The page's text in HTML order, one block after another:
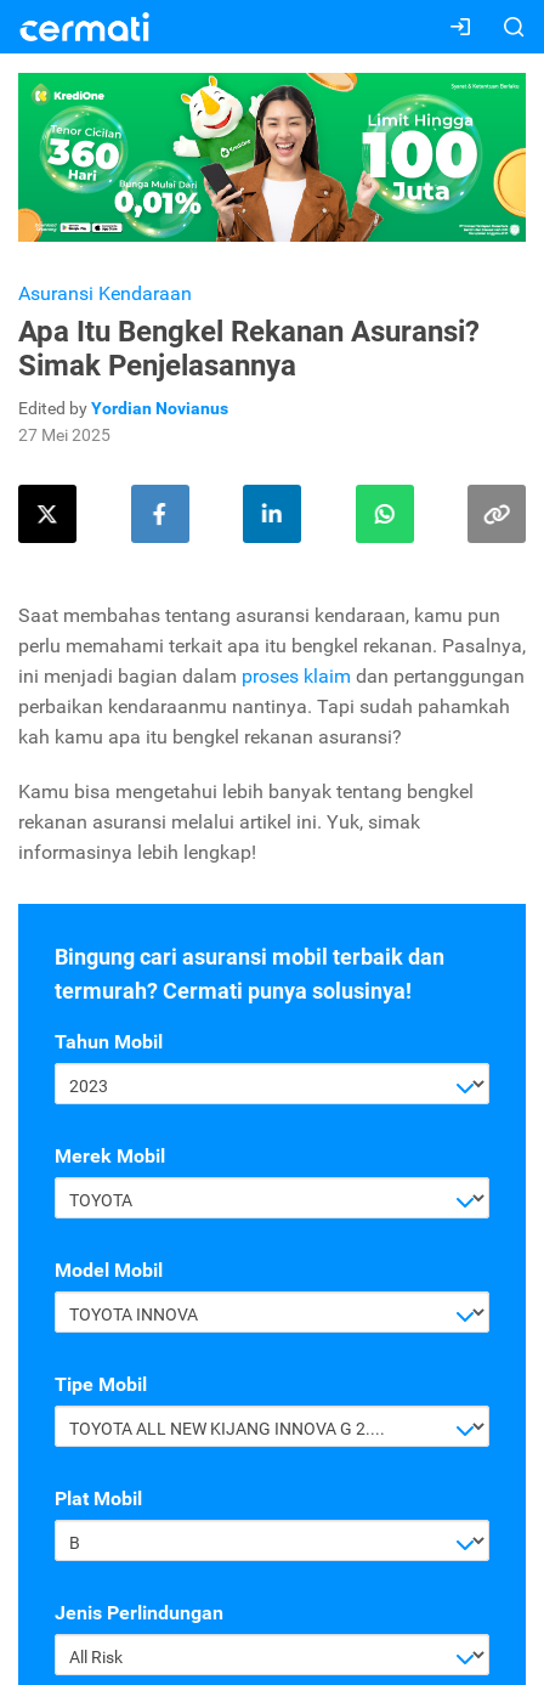
Asuransi Kendaraan
Apa Itu Bengkel Rekanan Asuransi?
Simak Penjelasannya
Edited byYordian Novianus
27 Mei 2025
Saat membahas tentang asuransi kendaraan, kamu pun
perlu memahami terkait apa itu bengkel rekanan. Pasalnya,
ini menjadi bagian dalam proses klaim dan pertanggungan
perbaikan kendaraanmu nantinya. Tapi sudah pahamkah
kah kamu apa itu bengkel rekanan asuransi?
Kamu bisa mengetahui lebih banyak tentang bengkel
rekanan asuransi melalui artikel ini. Yuk, simak
informasinya lebih lengkap!
Bingung cari asuransi mobil terbaik dan
termurah? Cermati punya solusinya!
Tahun Mobil
2023
Merek Mobil
TOYOTA
Model Mobil
TOYOTA INNOVA
Tipe Mobil
TOYOTA ALL NEW KIJANG INNOVA G 2.4 A/T DIESEL
Plat Mobil
B
Jenis Perlindungan
All Risk